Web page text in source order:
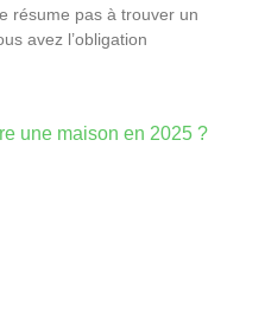
résume pas à trouver un
avez l’obligation